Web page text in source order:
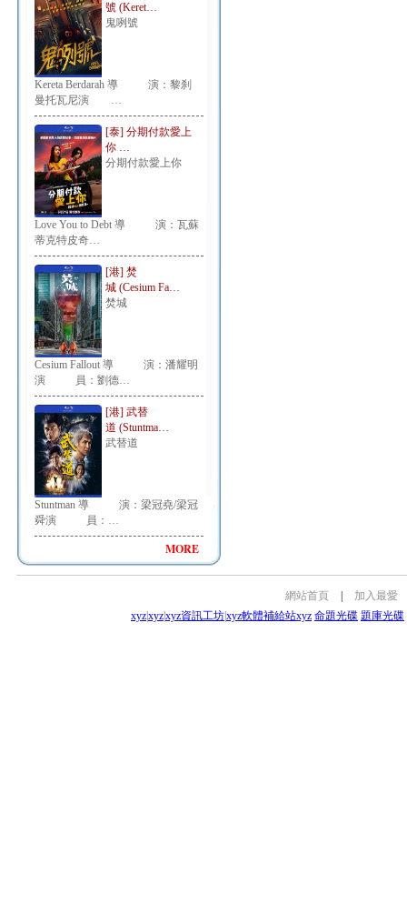
號 (Keret…
鬼咧號
Kereta Berdarah 導 演：黎刹
曼托瓦尼演 …
[泰] 分期付款愛上
你 …
分期付款愛上你
Love You to Debt 導 演：瓦蘇
蒂克特皮奇…
[港] 焚
城 (Cesium Fa…
焚城
Cesium Fallout 導 演：潘耀明
演 員：劉德…
[港] 武替
道 (Stuntma…
武替道
Stuntman 導 演：梁冠堯/梁冠
舜演 員：…
MORE
網站首頁
加入最愛
xyzxyzxyz資訊工坊xyz軟體補給站xyz 命題光碟 題庫光碟